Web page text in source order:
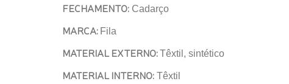
FECHAMENTO: Cadarço
MARCA: Fila
MATERIAL EXTERNO:Têxtil, sintético
MATERIAL INTERNO: Têxtil